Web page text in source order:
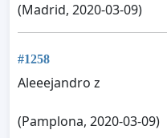
(Madrid, 2020-03-09)
#1258
Aleeejandro z
(Pamplona, 2020-03-09)